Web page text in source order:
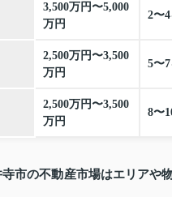
3,500万円〜5,000
万円
2〜4
2,500万円〜3,500
万円
5〜7
2,500万円〜3,500
万円
8〜
市の不動産市場はエリアや